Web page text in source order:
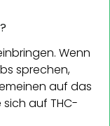
Wenn
sprechen,
auf das
auf THC-